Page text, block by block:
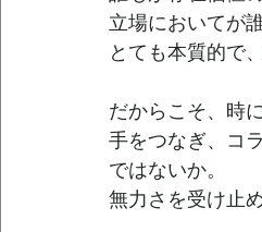
立場においてが
とても本質的で
だからこそ、時
手をつなぎ、コ
ではないか。
無力さを受け止